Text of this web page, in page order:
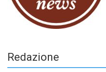
Redazione